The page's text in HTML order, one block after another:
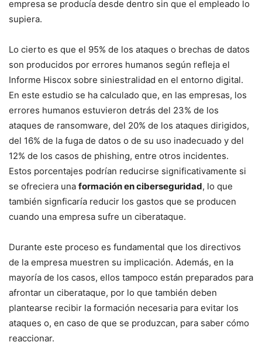
empresa se producía desde dentro sin que el empleado lo
supiera.
Lo cierto es que el 95% de los ataques o brechas de datos
son producidos por errores humanos según refleja el
Informe Hiscox sobre siniestralidad en el entorno digital.
En este estudio se ha calculado que, en las empresas, los
errores humanos estuvieron detrás del 23% de los
ataques de ransomware, del 20% de los ataques dirigidos,
del 16% de la fuga de datos o de su uso inadecuado y del
12% de los casos de phishing, entre otros incidentes.
Estos porcentajes podrían reducirse significativamente si
se ofreciera una formación en ciberseguridad, lo que
también signficaría reducir los gastos que se producen
cuando una empresa sufre un ciberataque.
Durante este proceso es fundamental que los directivos
de la empresa muestren su implicación. Además, en la
mayoría de los casos, ellos tampoco están preparados para
afrontar un ciberataque, por lo que también deben
plantearse recibir la formación necesaria para evitar los
ataques o, en caso de que se produzcan, para saber cómo
reaccionar.